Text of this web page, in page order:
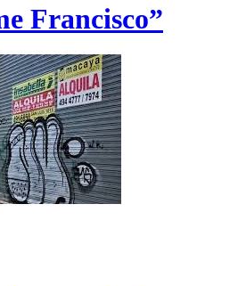
Francisco”